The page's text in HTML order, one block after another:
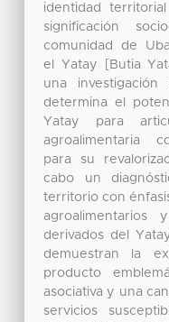
identidad
significación
comunidad de
el Yatay [Butia
una investigación
determina el
Yatay para
agroalimentaria
para su
cabo un
territorio con
agroalimentarios
derivados del
demuestran la
producto
asociativa y una
servicios